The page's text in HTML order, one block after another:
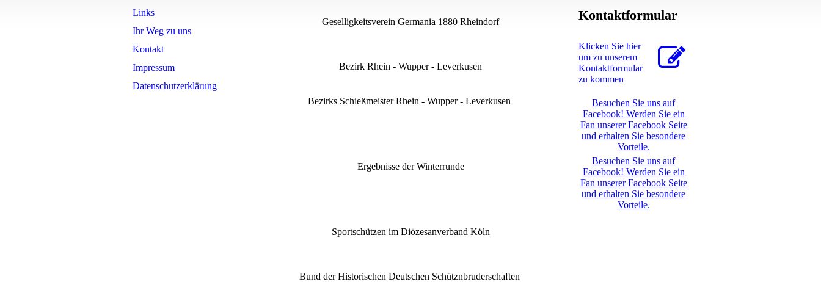
Links
Ihr Weg zu uns
Kontakt
Impressum
Datenschutzerklärung
Geselligkeitsverein Germania 1880 Rheindorf
Bezirk Rhein - Wupper - Leverkusen
Bezirks Schießmeister Rhein - Wupper - Leverkusen
Ergebnisse der Winterrunde
Sportschützen im Diözesanverband Köln
Bund der Historischen Deutschen Schütznbruderschaften
Kontaktformular
Klicken Sie hier
um zu unserem
Kon­takt­for­mu­lar
zu kommen
Besuchen Sie uns auf
Facebook! Werden Sie ein
Fan unserer Facebook Seite
und erhalten Sie besondere
Vorteile.
Besuchen Sie uns auf
Facebook! Werden Sie ein
Fan unserer Facebook Seite
und erhalten Sie besondere
Vorteile.